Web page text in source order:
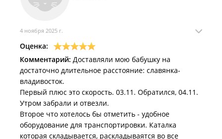
4 ноября 2025 г.
Оценка:
Комментарий: Доставляли мою бабушку на
достаточно длительное расстояние: славянка-
владивосток.
Первый плюс это скорость. 03.11. Обратился, 04.11.
Утром забрали и отвезли.
Второе что хотелось бы отметить - удобное
оборудование для транспортировки. Каталка
которая складывается, раскладываятся во все